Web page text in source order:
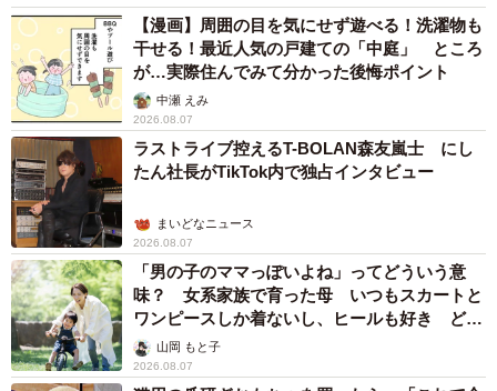
【漫画】周囲の目を気にせず遊べる！洗濯物も
干せる！最近人気の戸建ての「中庭」 ところ
が…実際住んでみて分かった後悔ポイント
中瀬 えみ
2026.08.07
ラストライブ控えるT-BOLAN森友嵐士 にし
たん社長がTikTok内で独占インタビュー
まいどなニュース
2026.08.07
「男の子のママっぽいよね」ってどういう意
味？ 女系家族で育った母 いつもスカートと
ワンピースしか着ないし、ヒールも好き どの
へんが…
山岡 もと子
2026.08.07